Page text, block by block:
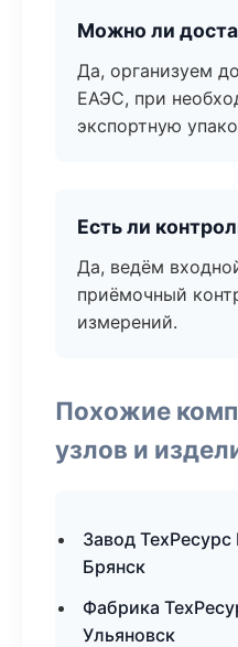
Можно ли
Да, организуем
ЕАЭС, при
экспортную
Есть ли
Да, ведём
приёмочный
измерений.
Похожие
узлов и
Завод
Брянск
Фабрика
Ульяновск